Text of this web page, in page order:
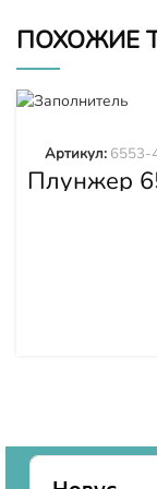
ПОХОЖИЕ
Плунжер
41-1300
Артикул: 6553-